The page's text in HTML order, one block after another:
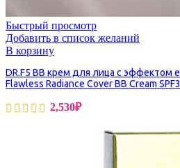
Быстрый просмотр
Добавить в список желаний
В корзину
DR.F5 BB крем для лица с эффектом
Flawless Radiance Cover BB Cream
2,530₽